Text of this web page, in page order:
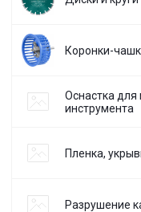
Коронки-
Оснастка
инструмента
Пленка,
Разрушение